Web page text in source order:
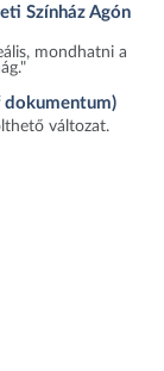
Színház Agón
mondhatni a
dokumentum)
változat.